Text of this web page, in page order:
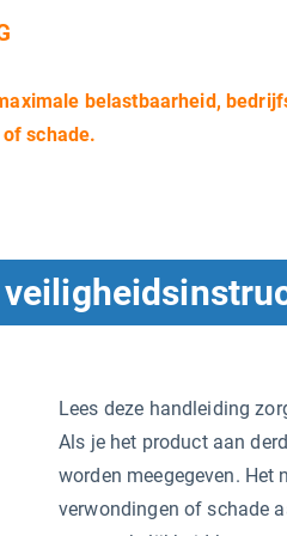
belastbaarheid,
schade.
Lees deze handleiding
Als je het product aan
worden meegegeven. Het
verwondingen of schade